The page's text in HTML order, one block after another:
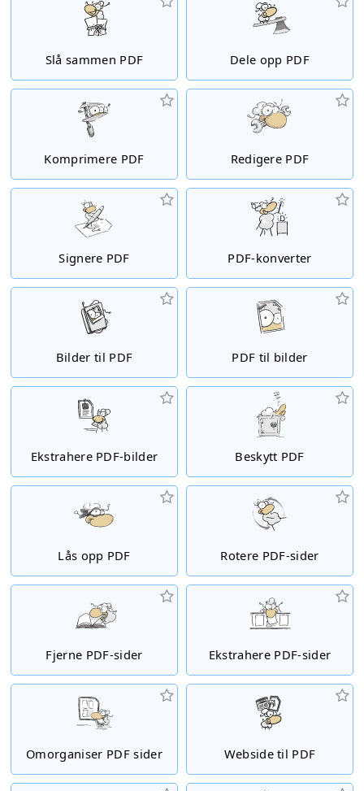
Slå sammen PDF Dele opp PDF
Komprimere PDF Redigere PDF
Signere PDF PDF-konverter
Bilder til PDF PDF til bilder
Ekstrahere PDF-bilder Beskytt PDF
Lås opp PDF Rotere PDF-sider
Fjerne PDF-sider Ekstrahere PDF-sider
Omorganiser PDF sider Webside til PDF